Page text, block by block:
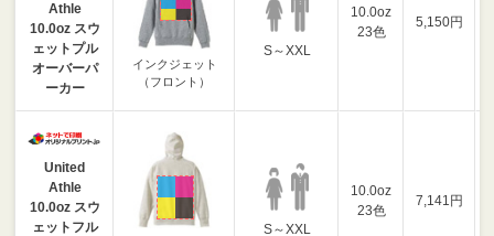
Athle
10.0oz スウ
ェットプル
オーバーパ
ーカー
インクジェット
（フロント）
S～XXL
10.0oz
23色
5,150円
United
Athle
10.0oz スウ
ェットフル
S～XXL
10.0oz
23色
7,141円